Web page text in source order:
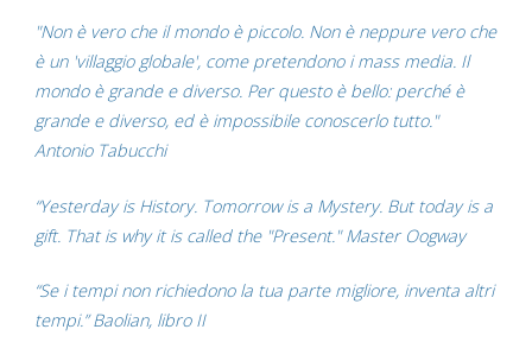
"Non è vero che il mondo è piccolo. Non è neppure vero che
è un 'villaggio globale', come pretendono i mass media. Il
mondo è grande e diverso. Per questo è bello: perché è
grande e diverso, ed è impossibile conoscerlo tutto."
Antonio Tabucchi
“Yesterday is History. Tomorrow is a Mystery. But today is a
gift. That is why it is called the "Present." Master Oogway
“Se i tempi non richiedono la tua parte migliore, inventa altri
tempi.” Baolian, libro II